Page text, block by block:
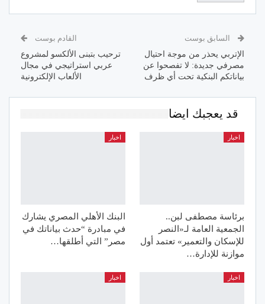
السابق بوست
الإتربي يحذر من موجة احتيال
مصرفي جديدة: لا تفصحوا عن
بياناتكم البنكية تحت أي ظرف
القادم بوست
ترحيب بتبنى الألكسو لمشروع
عربي استراتيجي في مجال
الألعاب الإلكترونية
قد يعجبك ايضا
اخبار
برئاسة مصطفى لبن..
الجمعية العامة لـ«النصر
للإسكان والتعمير» تعتمد أول
موازنة للإدارة…
اخبار
البنك الأهلي المصري يشارك
في مبادرة “حدث بياناتك في
مصر” التي أطلقها…
اخبار اخبار